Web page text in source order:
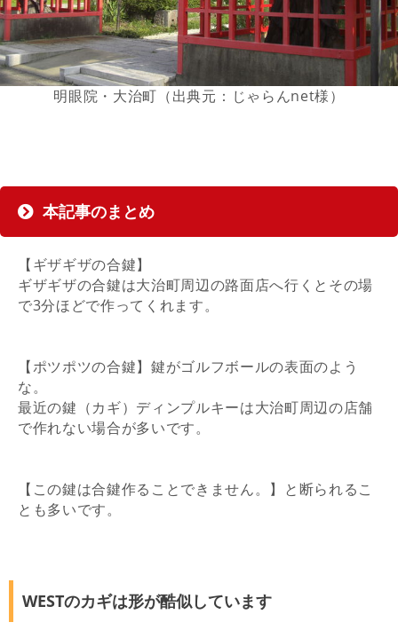
明眼院・大治町（出典元：じゃらんnet様）
本記事のまとめ
【ギザギザの合鍵】
ギザギザの合鍵は大治町周辺の路面店へ行くとその場
で3分ほどで作ってくれます。
【ポツポツの合鍵】鍵がゴルフボールの表面のよう
な。
最近の鍵（カギ）ディンプルキーは大治町周辺の店舗
で作れない場合が多いです。
【この鍵は合鍵作ることできません。】と断られるこ
とも多いです。
WESTのカギは形が酷似しています